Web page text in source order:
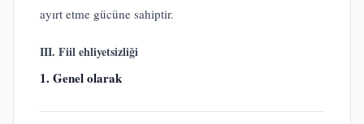
ayırt etme gücüne sahiptir.
III. Fiil ehliyetsizliği
1. Genel olarak